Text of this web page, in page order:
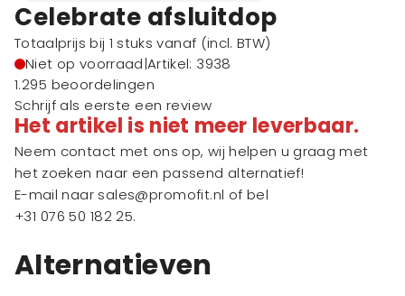
Celebrate afsluitdop
Totaalprijs bij 1 stuks vanaf (incl. BTW)
Niet op voorraad|Artikel: 3938
1.295 beoordelingen
Schrijf als eerste een review
Het artikel is niet meer leverbaar.
Neem contact met ons op, wij helpen u graag met
het zoeken naar een passend alternatief!
E-mail naar sales@promofit.nl of bel
+31 076 50 182 25.
Alternatieven